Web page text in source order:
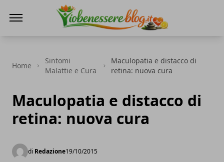
Home
Sintomi
Malattie e Cura
Maculopatia e distacco di
retina: nuova cura
Maculopatia e distacco di
retina: nuova cura
di Redazione19/10/2015